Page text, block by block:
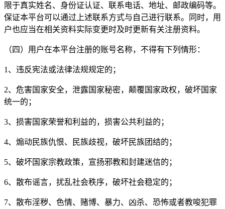
限于真实姓名、身份证认证、联系电话、地址、邮政编码等。
保证本平台可以通过上述联系方式与自己进行联系。同时，用
户也应当在相关资料实际变更时及时更新有关注册资料。
（四）用户在本平台注册的账号名称，不得有下列情形：
1、违反宪法或法律法规规定的；
2、危害国家安全，泄露国家秘密，颠覆国家政权，破坏国家
统一的；
3、损害国家荣誉和利益的，损害公共利益的；
4、煽动民族仇恨、民族歧视，破坏民族团结的；
5、破坏国家宗教政策，宣扬邪教和封建迷信的；
6、散布谣言，扰乱社会秩序，破坏社会稳定的；
7、散布淫秽、色情、赌博、暴力、凶杀、恐怖或者教唆犯罪